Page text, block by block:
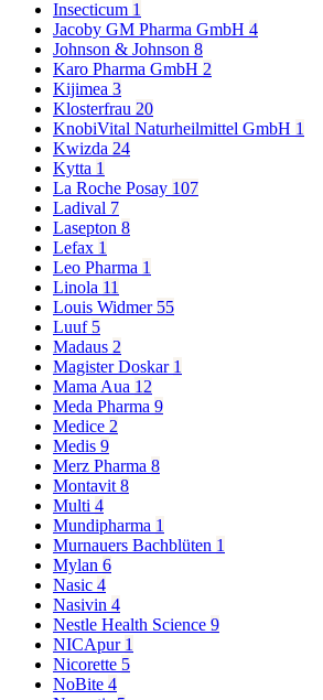
Insecticum 1
Jacoby GM Pharma GmbH 4
Johnson & Johnson 8
Karo Pharma GmbH 2
Kijimea 3
Klosterfrau 20
KnobiVital Naturheilmittel GmbH 1
Kwizda 24
Kytta 1
La Roche Posay 107
Ladival 7
Lasepton 8
Lefax 1
Leo Pharma 1
Linola 11
Louis Widmer 55
Luuf 5
Madaus 2
Magister Doskar 1
Mama Aua 12
Meda Pharma 9
Medice 2
Medis 9
Merz Pharma 8
Montavit 8
Multi 4
Mundipharma 1
Murnauers Bachblüten 1
Mylan 6
Nasic 4
Nasivin 4
Nestle Health Science 9
NICApur 1
Nicorette 5
NoBite 4